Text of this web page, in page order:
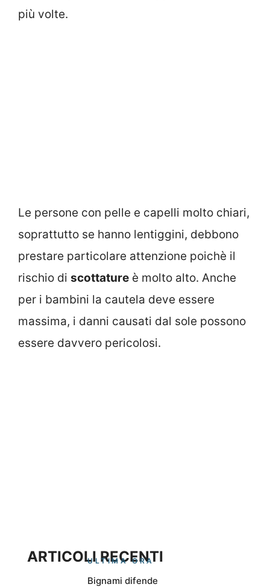
più volte.
Le persone con pelle e capelli molto chiari,
soprattutto se hanno lentiggini, debbono
prestare particolare attenzione poichè il
rischio di scottature è molto alto. Anche
per i bambini la cautela deve essere
massima, i danni causati dal sole possono
essere davvero pericolosi.
ARTICOLI RECENTI
ULTIMA ORA
Bignami difende